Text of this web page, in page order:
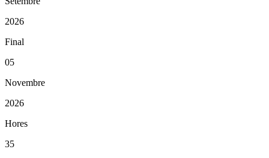
2026
Final
05
Novembre
2026
Hores
35